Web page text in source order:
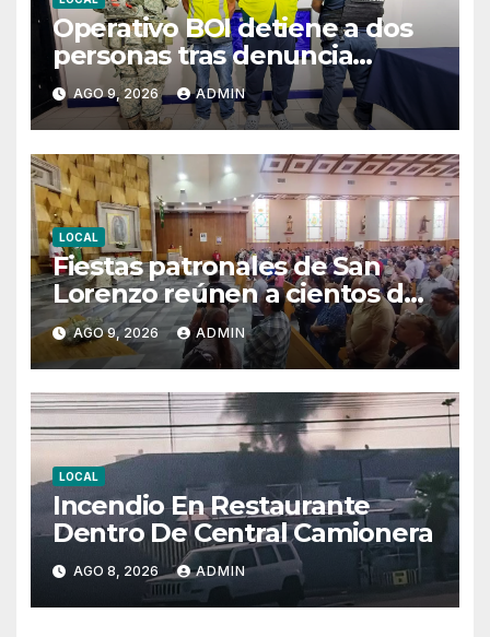
Operativo BOI detiene a dos
personas tras denuncia
anónima por presunta venta
droga
AGO 9, 2026 ADMIN
LOCAL
Fiestas patronales de San
Lorenzo reúnen a cientos de
juarenses
AGO 9, 2026 ADMIN
LOCAL
Incendio En Restaurante
Dentro De Central Camionera
AGO 8, 2026 ADMIN